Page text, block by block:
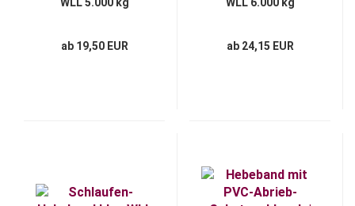
ab 19,50 EUR ab 24,15 EUR